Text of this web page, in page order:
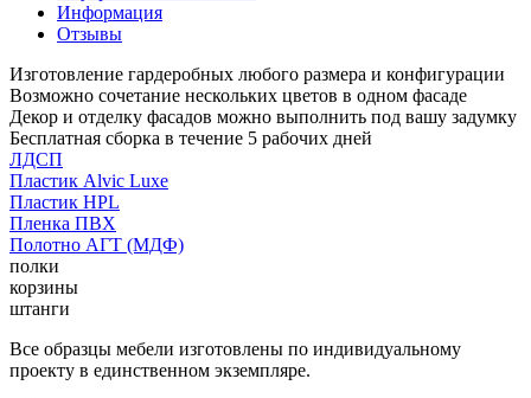
Информация
Отзывы
Изготовление гардеробных любого размера и конфигурации
Возможно сочетание нескольких цветов в одном фасаде
Декор и отделку фасадов можно выполнить под вашу задумку
Бесплатная сборка в течение 5 рабочих дней
ЛДСП
Пластик Alvic Luxe
Пластик HPL
Пленка ПВХ
Полотно АГТ (МДФ)
полки
корзины
штанги
Все образцы мебели изготовлены по индивидуальному
проекту в единственном экземпляре.